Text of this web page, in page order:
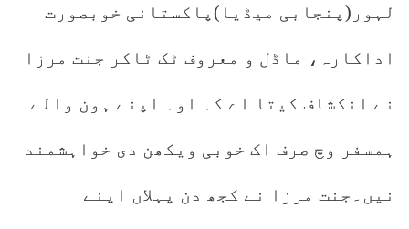
لہور(پنجابی میڈیا)پاکستانی خوبصورت
اداکارہ، ماڈل و معروف ٹک ٹاکر جنت مرزا
نے انکشاف کیتا اے کہ اوہ اپنے ہون والے
ہمسفر وچ صرف اک خوبی ویکھن دی خواہشمند
نیں۔جنت مرزا نے کجھ دن پہلاں اپنے